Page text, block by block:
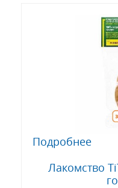
Подробнее
Лакомство